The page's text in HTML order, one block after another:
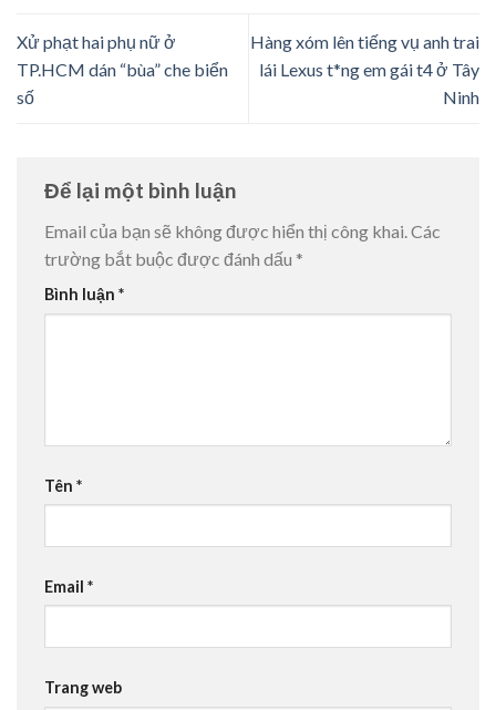
Xử phạt hai phụ nữ ở
TP.HCM dán “bùa” che biển
số
Hàng xóm lên tiếng vụ anh trai
lái Lexus t*ng em gái t4 ở Tây
Ninh
Để lại một bình luận
Email của bạn sẽ không được hiển thị công khai.Các
trường bắt buộc được đánh dấu *
Bình luận *
Tên *
Email *
Trang web